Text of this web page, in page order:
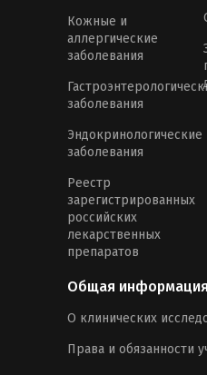
Кожные и
аллергические
заболевания
заболевания
Эндокринологические
заболевания
Реестр
зарегистрированных
российских
лекарственных
препаратов
Общая информация
О клинических
Права и обязанности